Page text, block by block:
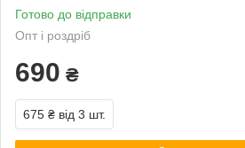
Готово до відправки
Опт і роздріб
690 ₴
675 ₴ від 3 шт.